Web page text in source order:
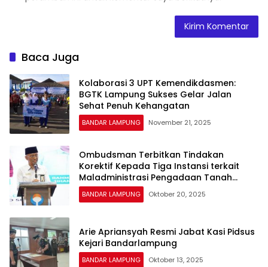
Baca Juga
Kolaborasi 3 UPT Kemendikdasmen:
BGTK Lampung Sukses Gelar Jalan
Sehat Penuh Kehangatan
BANDAR LAMPUNG November 21, 2025
Ombudsman Terbitkan Tindakan
Korektif Kepada Tiga Instansi terkait
Maladministrasi Pengadaan Tanah
Jalan Tol
BANDAR LAMPUNG Oktober 20, 2025
Arie Apriansyah Resmi Jabat Kasi Pidsus
Kejari Bandarlampung
BANDAR LAMPUNG Oktober 13, 2025